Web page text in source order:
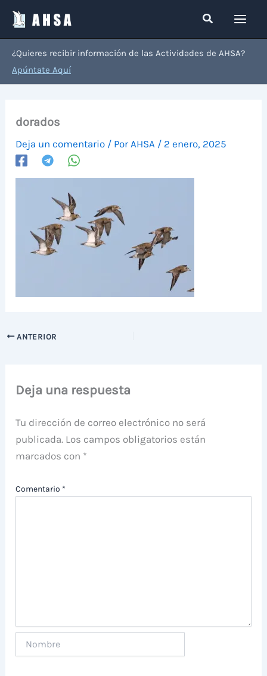
contenido
Buscar
¿Quieres recibir información de las Actividades de AHSA?
Apúntate Aquí
dorados
Deja un comentario / Por AHSA / 2 enero, 2025
ANTERIOR
Deja una respuesta
Tu dirección de correo electrónico no será
publicada. Los campos obligatorios están
marcados con *
Comentario *